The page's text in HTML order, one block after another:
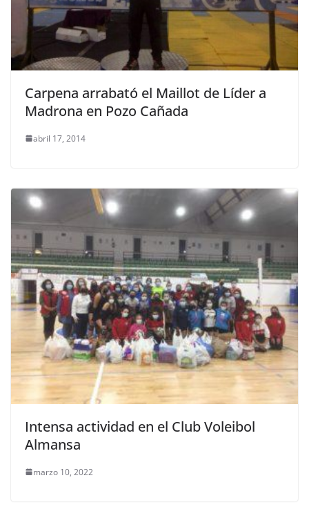
Carpena arrabató el Maillot de Líder a
Madrona en Pozo Cañada
abril 17, 2014
Intensa actividad en el Club Voleibol
Almansa
marzo 10, 2022